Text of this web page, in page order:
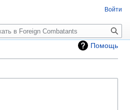
Помощь
Войти